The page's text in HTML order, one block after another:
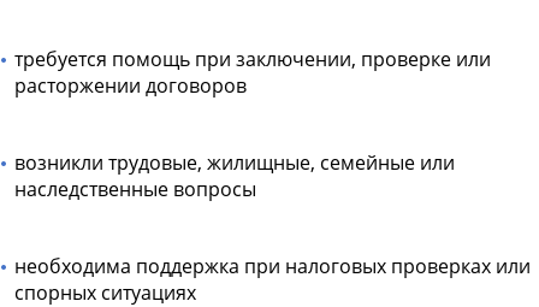
требуется помощь при заключении, проверке или
расторжении договоров
возникли трудовые, жилищные, семейные или
наследственные вопросы
необходима поддержка при налоговых проверках или
спорных ситуациях